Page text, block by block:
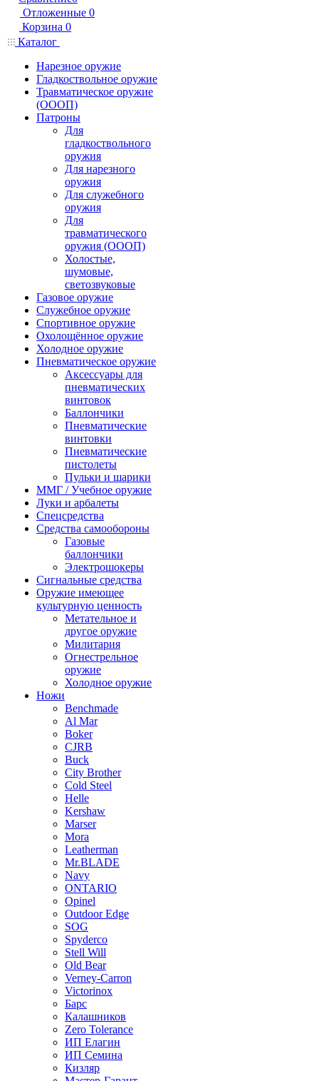
Отложенные 0
Корзина 0
Каталог
Нарезное оружие
Гладкоствольное оружие
Травматическое оружие
(ОООП)
Патроны
Для
гладкоствольного
оружия
Для нарезного
оружия
Для служебного
оружия
Для
травматического
оружия (ОООП)
Холостые,
шумовые,
светозвуковые
Газовое оружие
Служебное оружие
Спортивное оружие
Охолощённое оружие
Холодное оружие
Пневматическое оружие
Аксессуары для
пневматических
винтовок
Баллончики
Пневматические
винтовки
Пневматические
пистолеты
Пульки и шарики
ММГ / Учебное оружие
Луки и арбалеты
Спецсредства
Средства самообороны
Газовые
баллончики
Электрошокеры
Сигнальные средства
Оружие имеющее
культурную ценность
Метательное и
другое оружие
Милитария
Огнестрельное
оружие
Холодное оружие
Ножи
Benchmade
Al Mar
Boker
CJRB
Buck
City Brother
Cold Steel
Helle
Kershaw
Marser
Mora
Leatherman
Mr.BLADE
Navy
ONTARIO
Opinel
Outdoor Edge
SOG
Spyderco
Stell Will
Old Bear
Verney-Carron
Victorinox
Барс
Калашников
Zero Tolerance
ИП Елагин
ИП Семина
Кизляр